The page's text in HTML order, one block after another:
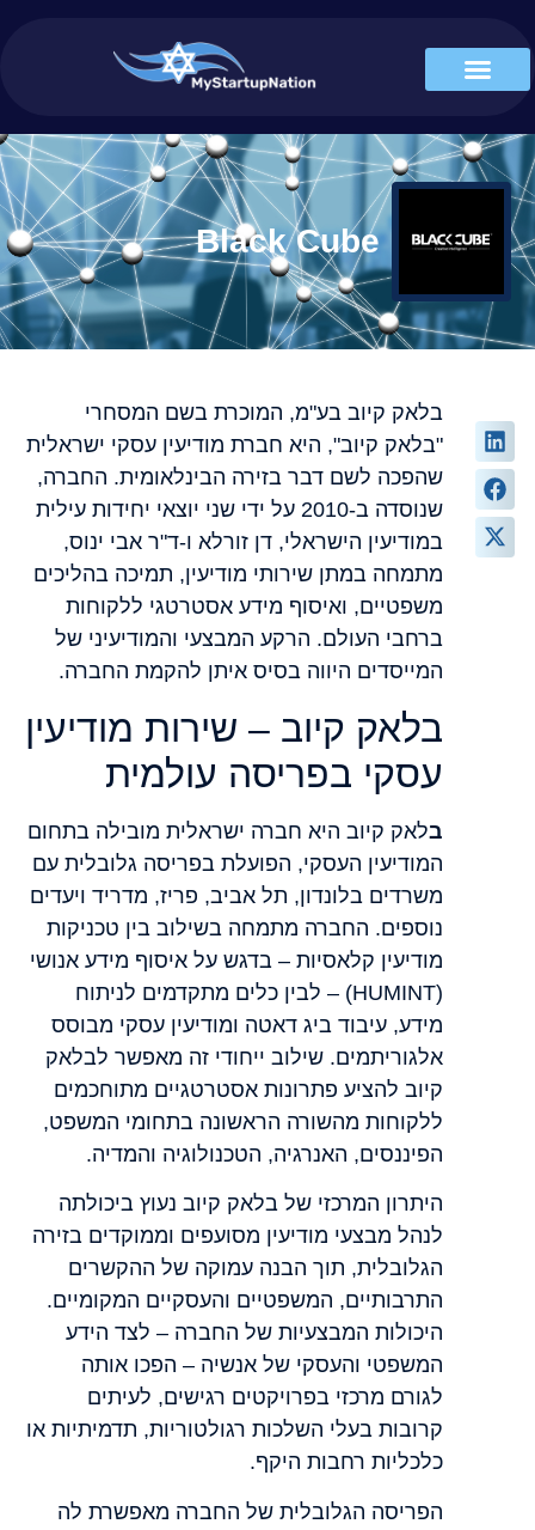
Black Cube
בלאק קיוב בע"מ, המוכרת בשם המסחרי
"בלאק קיוב", היא חברת מודיעין עסקי ישראלית
שהפכה לשם דבר בזירה הבינלאומית. החברה,
שנוסדה ב-2010 על ידי שני יוצאי יחידות עילית
במודיעין הישראלי, דן זורלא ו-ד"ר אבי ינוס,
מתמחה במתן שירותי מודיעין, תמיכה בהליכים
משפטיים, ואיסוף מידע אסטרטגי ללקוחות
ברחבי העולם. הרקע המבצעי והמודיעיני של
המייסדים היווה בסיס איתן להקמת החברה.
בלאק קיוב – שירות מודיעין
עסקי בפריסה עולמית
בלאק קיוב היא חברה ישראלית מובילה בתחום
המודיעין העסקי, הפועלת בפריסה גלובלית עם
משרדים בלונדון, תל אביב, פריז, מדריד ויעדים
נוספים. החברה מתמחה בשילוב בין טכניקות
מודיעין קלאסיות – בדגש על איסוף מידע אנושי
(HUMINT) – לבין כלים מתקדמים לניתוח
מידע, עיבוד ביג דאטה ומודיעין עסקי מבוסס
אלגוריתמים. שילוב ייחודי זה מאפשר לבלאק
קיוב להציע פתרונות אסטרטגיים מתוחכמים
ללקוחות מהשורה הראשונה בתחומי המשפט,
הפיננסים, האנרגיה, הטכנולוגיה והמדיה.
היתרון המרכזי של בלאק קיוב נעוץ ביכולתה
לנהל מבצעי מודיעין מסועפים וממוקדים בזירה
הגלובלית, תוך הבנה עמוקה של ההקשרים
התרבותיים, המשפטיים והעסקיים המקומיים.
היכולות המבצעיות של החברה – לצד הידע
המשפטי והעסקי של אנשיה – הפכו אותה
לגורם מרכזי בפרויקטים רגישים, לעיתים
קרובות בעלי השלכות רגולטוריות, תדמיתיות או
כלכליות רחבות היקף.
הפריסה הגלובלית של החברה מאפשרת לה